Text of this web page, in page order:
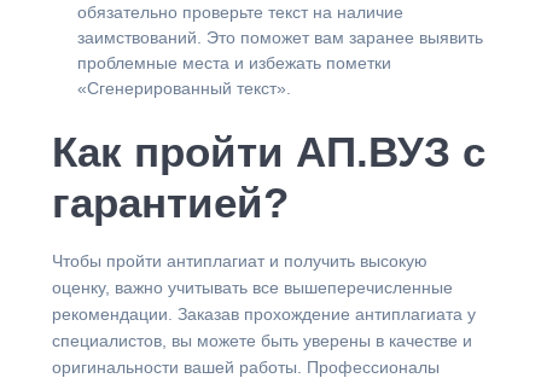
обязательно проверьте текст на наличие
заимствований. Это поможет вам заранее выявить
проблемные места и избежать пометки
«Сгенерированный текст».
Как пройти АП.ВУЗ с
гарантией?
Чтобы пройти антиплагиат и получить высокую
оценку, важно учитывать все вышеперечисленные
рекомендации. Заказав прохождение антиплагиата у
специалистов, вы можете быть уверены в качестве и
оригинальности вашей работы. Профессионалы